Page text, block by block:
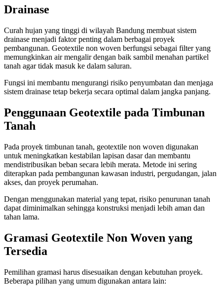
Drainase
Curah hujan yang tinggi di wilayah Bandung membuat sistem
drainase menjadi faktor penting dalam berbagai proyek
pembangunan. Geotextile non woven berfungsi sebagai filter yang
memungkinkan air mengalir dengan baik sambil menahan partikel
tanah agar tidak masuk ke dalam saluran.
Fungsi ini membantu mengurangi risiko penyumbatan dan menjaga
sistem drainase tetap bekerja secara optimal dalam jangka panjang.
Penggunaan Geotextile pada Timbunan
Tanah
Pada proyek timbunan tanah, geotextile non woven digunakan
untuk meningkatkan kestabilan lapisan dasar dan membantu
mendistribusikan beban secara lebih merata. Metode ini sering
diterapkan pada pembangunan kawasan industri, pergudangan, jalan
akses, dan proyek perumahan.
Dengan menggunakan material yang tepat, risiko penurunan tanah
dapat diminimalkan sehingga konstruksi menjadi lebih aman dan
tahan lama.
Gramasi Geotextile Non Woven yang
Tersedia
Pemilihan gramasi harus disesuaikan dengan kebutuhan proyek.
Beberapa pilihan yang umum digunakan antara lain: